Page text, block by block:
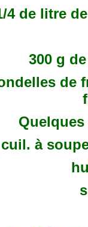
4 de litre
300 g
de
à